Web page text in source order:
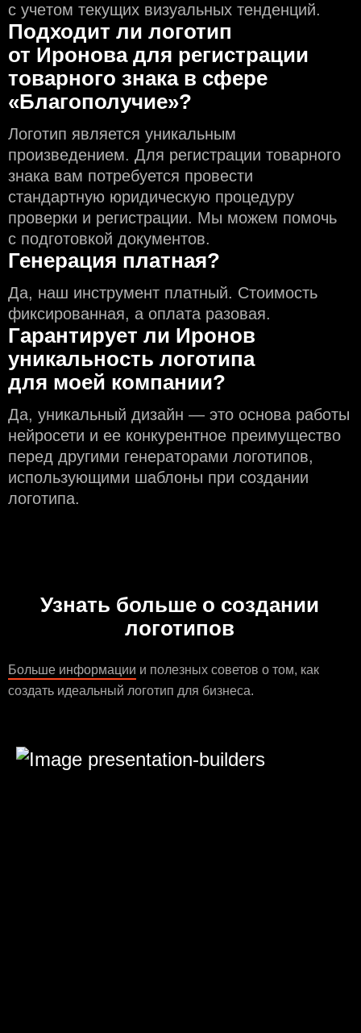
с учeтом текущих визуальных тенденций.
Подходит ли логотип
от Иронова для регистрации
товарного знака в сфере
«Благополучие»?
Логотип является уникальным
произведением. Для регистрации товарного
знака вам потребуется провести
стандартную юридическую процедуру
проверки и регистрации. Мы можем помочь
с подготовкой документов.
Генерация платная?
Да, наш инструмент платный. Стоимость
фиксированная, а оплата разовая.
Гарантирует ли Иронов
уникальность логотипа
для моей компании?
Да, уникальный дизайн — это основа работы
нейросети и еe конкурентное преимущество
перед другими генераторами логотипов,
использующими шаблоны при создании
логотипа.
Узнать больше о создании
логотипов
Больше информации и полезных советов о том, как
создать идеальный логотип для бизнеса.